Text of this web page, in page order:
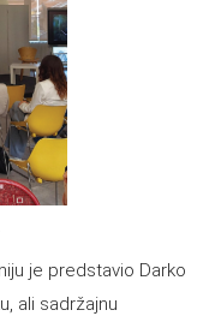
je predstavio Darko
ali sadržajnu